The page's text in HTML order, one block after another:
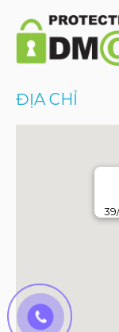
ĐỊA CHỈ